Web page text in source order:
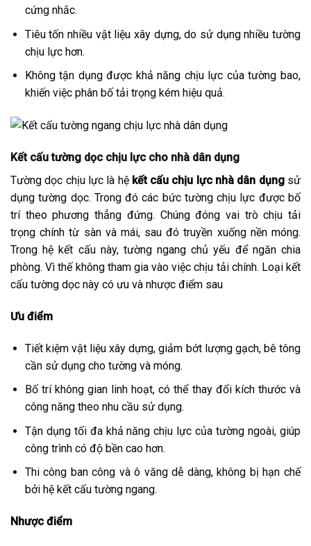
cứng nhắc.
Tiêu tốn nhiều vật liệu xây dựng, do sử dụng nhiều tường
chịu lực hơn.
Không tận dụng được khả năng chịu lực của tường bao,
khiến việc phân bố tải trọng kém hiệu quả.
Kết cấu tường dọc chịu lực cho nhà dân dụng
Tường dọc chịu lực là hệkết cấu chịu lực nhà dân dụngsử
dụng tường dọc. Trong đó các bức tường chịu lực được bố
trí theo phương thẳng đứng. Chúng đóng vai trò chịu tải
trọng chính từ sàn và mái, sau đó truyền xuống nền móng.
Trong hệ kết cấu này, tường ngang chủ yếu để ngăn chia
phòng. Vì thế không tham gia vào việc chịu tải chính. Loại kết
cấu tường dọc này có ưu và nhược điểm sau
Ưu điểm
Tiết kiệm vật liệu xây dựng, giảm bớt lượng gạch, bê tông
cần sử dụng cho tường và móng.
Bố trí không gian linh hoạt, có thể thay đổi kích thước và
công năng theo nhu cầu sử dụng.
Tận dụng tối đa khả năng chịu lực của tường ngoài, giúp
công trình có độ bền cao hơn.
Thi công ban công và ô văng dễ dàng, không bị hạn chế
bởi hệ kết cấu tường ngang.
Nhược điểm